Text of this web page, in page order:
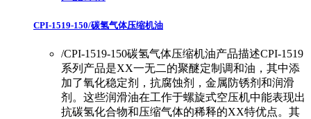
CPI-1519-150/碳氢气体压缩机油
/CPI-1519-150碳氢气体压缩机油产品描述CPI-1519
系列产品是XX一无二的聚醚定制调和油，其中添
加了氧化稳定剂，抗腐蚀剂，金属防锈剂和润滑
剂。这些润滑油在工作于螺旋式空压机中能表现出
抗碳氢化合物和压缩气体的稀释的XX特优点。其